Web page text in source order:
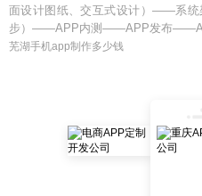
面设计图纸、交互式设计）——系
步）——APP内测——APP发布
芜湖手机app制作多少钱